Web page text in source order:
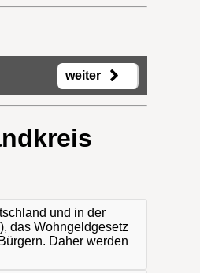
weiter
und in der
das Wohngeldgesetz
Daher werden